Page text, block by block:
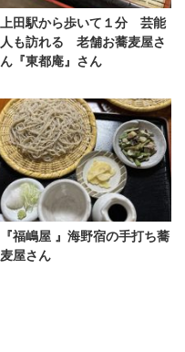
上田駅から歩いて１分 芸能
人も訪れる 老舗お蕎麦屋さ
ん『東都庵』さん
『福嶋屋 』海野宿の手打ち蕎
麦屋さん